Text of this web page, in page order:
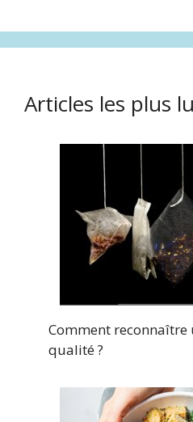
Articles les plus
Comment reconnaître
qualité ?